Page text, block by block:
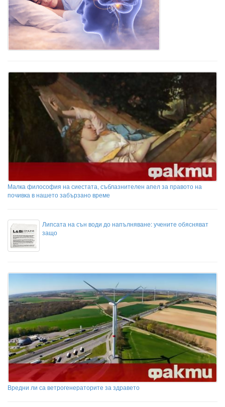
Малка философия на сиестата, съблазнителен апел за правото на
почивка в нашето забързано време
Липсата на сън води до напълняване: учените обясняват
защо
Вредни ли са ветрогенераторите за здравето